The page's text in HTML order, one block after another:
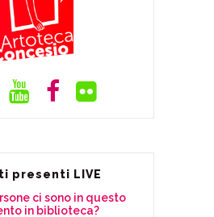
presenti LIVE
ci sono in questo
in biblioteca?